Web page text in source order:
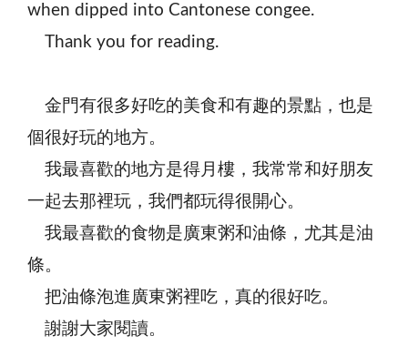
when dipped into Cantonese congee.
Thank you for reading.
金門有很多好吃的美食和有趣的景點，也是
個很好玩的地方。
我最喜歡的地方是得月樓，我常常和好朋友
一起去那裡玩，我們都玩得很開心。
我最喜歡的食物是廣東粥和油條，尤其是油
條。
把油條泡進廣東粥裡吃，真的很好吃。
謝謝大家閱讀。